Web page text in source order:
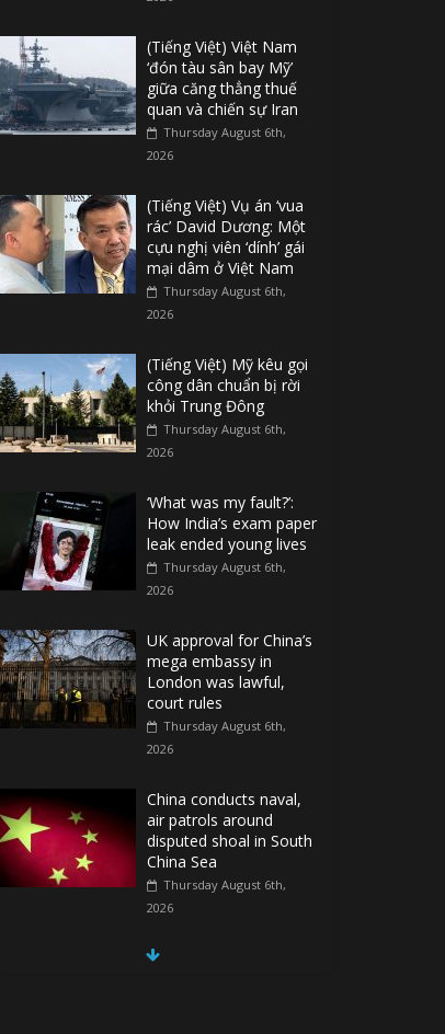
(Tiếng Việt) Việt Nam
‘đón tàu sân bay Mỹ’
giữa căng thẳng thuế
quan và chiến sự Iran
Thursday August 6th,
2026
(Tiếng Việt) Vụ án ‘vua
rác’ David Dương: Một
cựu nghị viên ‘dính’ gái
mại dâm ở Việt Nam
Thursday August 6th,
2026
(Tiếng Việt) Mỹ kêu gọi
công dân chuẩn bị rời
khỏi Trung Đông
Thursday August 6th,
2026
‘What was my fault?’:
How India’s exam paper
leak ended young lives
Thursday August 6th,
2026
UK approval for China’s
mega embassy in
London was lawful,
court rules
Thursday August 6th,
2026
China conducts naval,
air patrols around
disputed shoal in South
China Sea
Thursday August 6th,
2026
Spain Regains Control